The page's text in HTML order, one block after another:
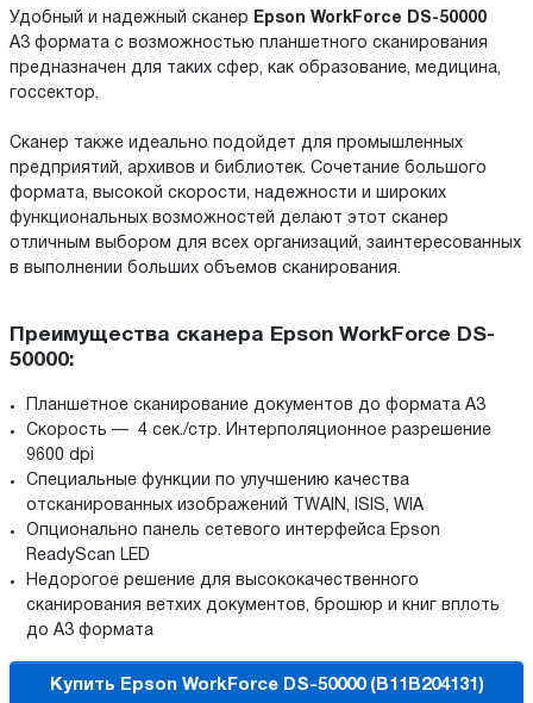
Удобный и надежный сканер
Epson WorkForce DS-50000
А3 формата с возможностью планшетного сканирования
предназначен для таких сфер, как образование, медицина,
госсектор.
Сканер также идеально подойдет для промышленных
предприятий, архивов и библиотек. Сочетание большого
формата, высокой скорости, надежности и широких
функциональных возможностей делают этот сканер
отличным выбором для всех организаций, заинтересованных
в выполнении больших объемов сканирования.
Преимущества сканера Epson WorkForce DS-
50000:
Планшетное сканирование документов до формата А3
Скорость — 4 сек./стр. Интерполяционное разрешение
9600 dpi
Специальные функции по улучшению качества
отсканированных изображений TWAIN, ISIS, WIA
Опционально панель сетевого интерфейса Epson
ReadyScan LED
Недорогое решение для высококачественного
сканирования ветхих документов, брошюр и книг вплоть
до А3 формата
Купить Epson WorkForce DS-50000 (B11B204131)